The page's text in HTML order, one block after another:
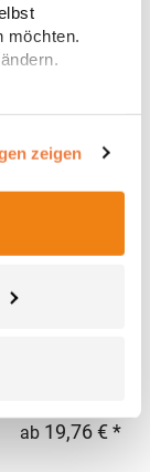
zeigen
Shirt
40 °C
ab 19,76 € *